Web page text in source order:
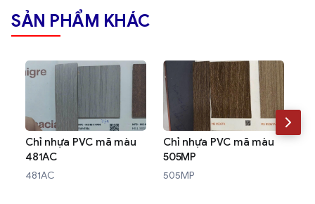
SẢN PHẨM KHÁC
Chỉ nhựa PVC mã màu
481AC
481AC
Chỉ nhựa PVC mã màu
505MP
505MP